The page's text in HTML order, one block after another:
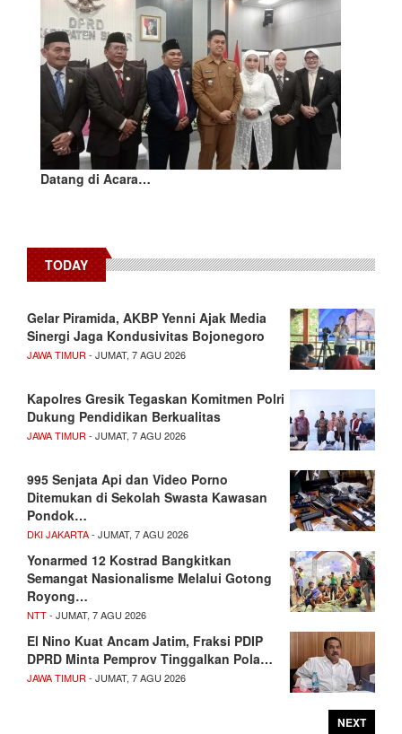
Datang di Acara…
TODAY
Gelar Piramida, AKBP Yenni Ajak Media
Sinergi Jaga Kondusivitas Bojonegoro
JAWA TIMUR- JUMAT, 7 AGU 2026
Kapolres Gresik Tegaskan Komitmen Polri
Dukung Pendidikan Berkualitas
JAWA TIMUR- JUMAT, 7 AGU 2026
995 Senjata Api dan Video Porno
Ditemukan di Sekolah Swasta Kawasan
Pondok…
DKI JAKARTA- JUMAT, 7 AGU 2026
Yonarmed 12 Kostrad Bangkitkan
Semangat Nasionalisme Melalui Gotong
Royong…
NTT- JUMAT, 7 AGU 2026
El Nino Kuat Ancam Jatim, Fraksi PDIP
DPRD Minta Pemprov Tinggalkan Pola…
JAWA TIMUR- JUMAT, 7 AGU 2026
NEXT